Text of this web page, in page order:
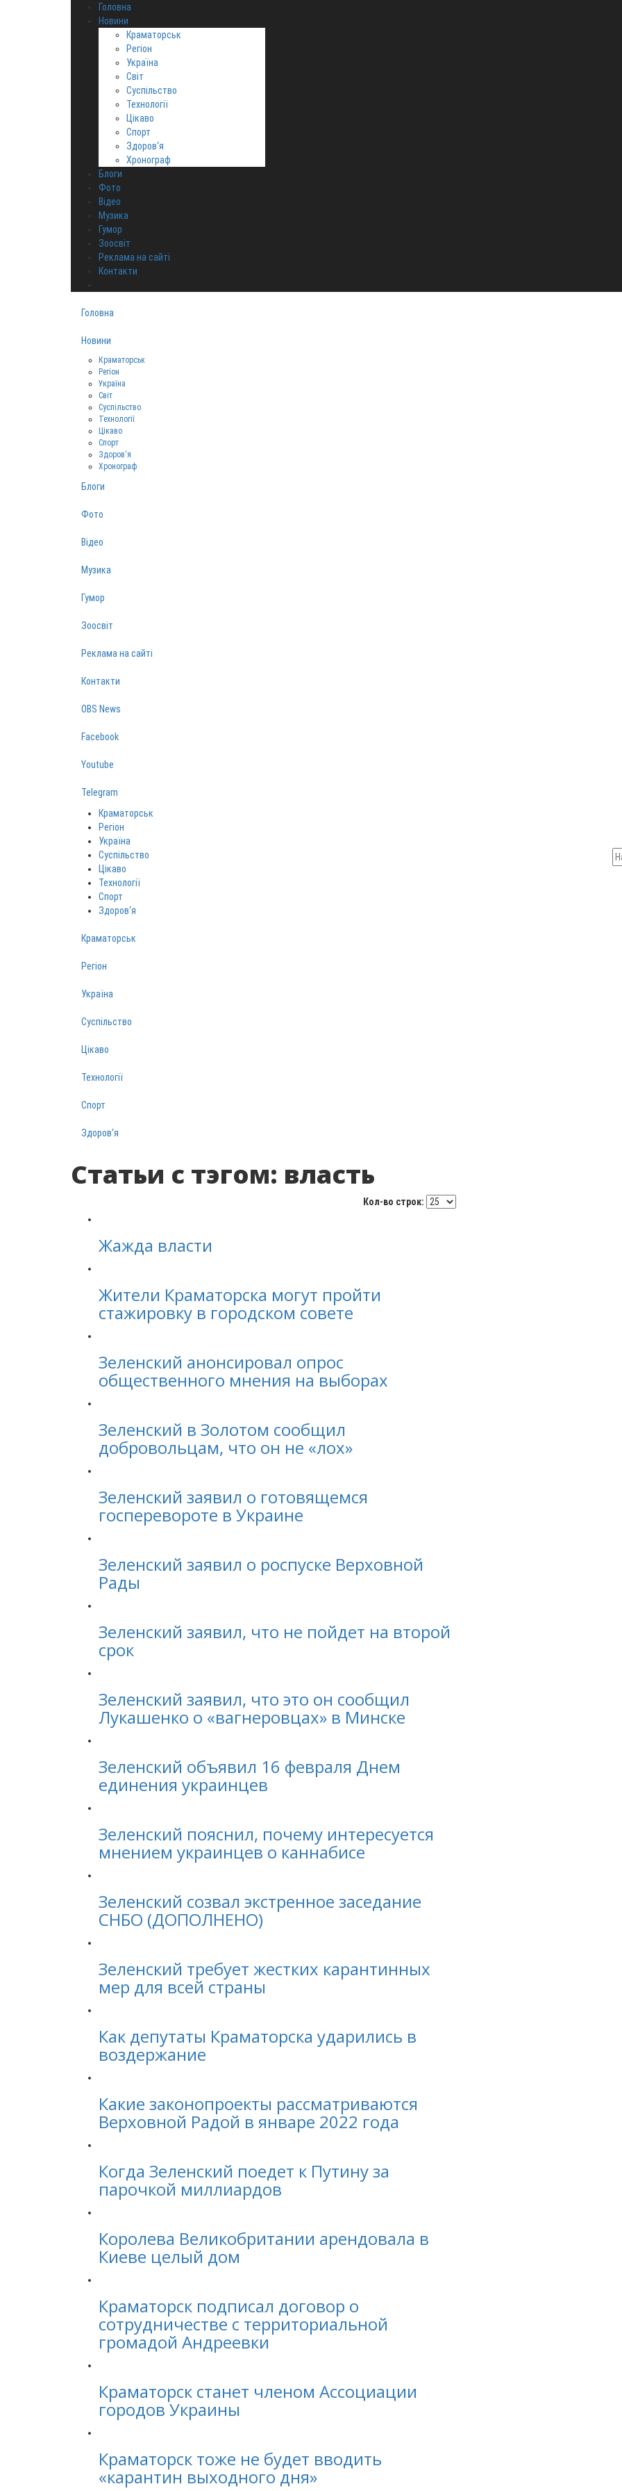
Головна
Новини
Краматорськ
Регіон
Україна
Світ
Суспільство
Технології
Цікаво
Спорт
Здоров‘я
Хронограф
Блоги
Фото
Відео
Музика
Гумор
Зоосвіт
Реклама на сайті
Контакти
Головна
Новини
Краматорськ
Регіон
Україна
Світ
Суспільство
Технології
Цікаво
Спорт
Здоров‘я
Хронограф
Блоги
Фото
Відео
Музика
Гумор
Зоосвіт
Реклама на сайті
Контакти
OBS News
Facebook
Youtube
Telegram
Краматорськ
Регіон
Україна
Суспільство
Цікаво
Технології
Спорт
Здоров‘я
Краматорськ
Регіон
Україна
Суспільство
Цікаво
Технології
Спорт
Здоров‘я
Статьи с тэгом: власть
Кол-во строк:
Жажда власти
Жители Краматорска могут пройти
стажировку в городском совете
Зеленский анонсировал опрос
общественного мнения на выборах
Зеленский в Золотом сообщил
добровольцам, что он не «лох»
Зеленский заявил о готовящемся
госперевороте в Украине
Зеленский заявил о роспуске Верховной
Рады
Зеленский заявил, что не пойдет на второй
срок
Зеленский заявил, что это он сообщил
Лукашенко о «вагнеровцах» в Минске
Зеленский объявил 16 февраля Днем
единения украинцев
Зеленский пояснил, почему интересуется
мнением украинцев о каннабисе
Зеленский созвал экстренное заседание
СНБО (ДОПОЛНЕНО)
Зеленский требует жестких карантинных
мер для всей страны
Как депутаты Краматорска ударились в
воздержание
Какие законопроекты рассматриваются
Верховной Радой в январе 2022 года
Когда Зеленский поедет к Путину за
парочкой миллиардов
Королева Великобритании арендовала в
Киеве целый дом
Краматорск подписал договор о
сотрудничестве с территориальной
громадой Андреевки
Краматорск станет членом Ассоциации
городов Украины
Краматорск тоже не будет вводить
«карантин выходного дня»